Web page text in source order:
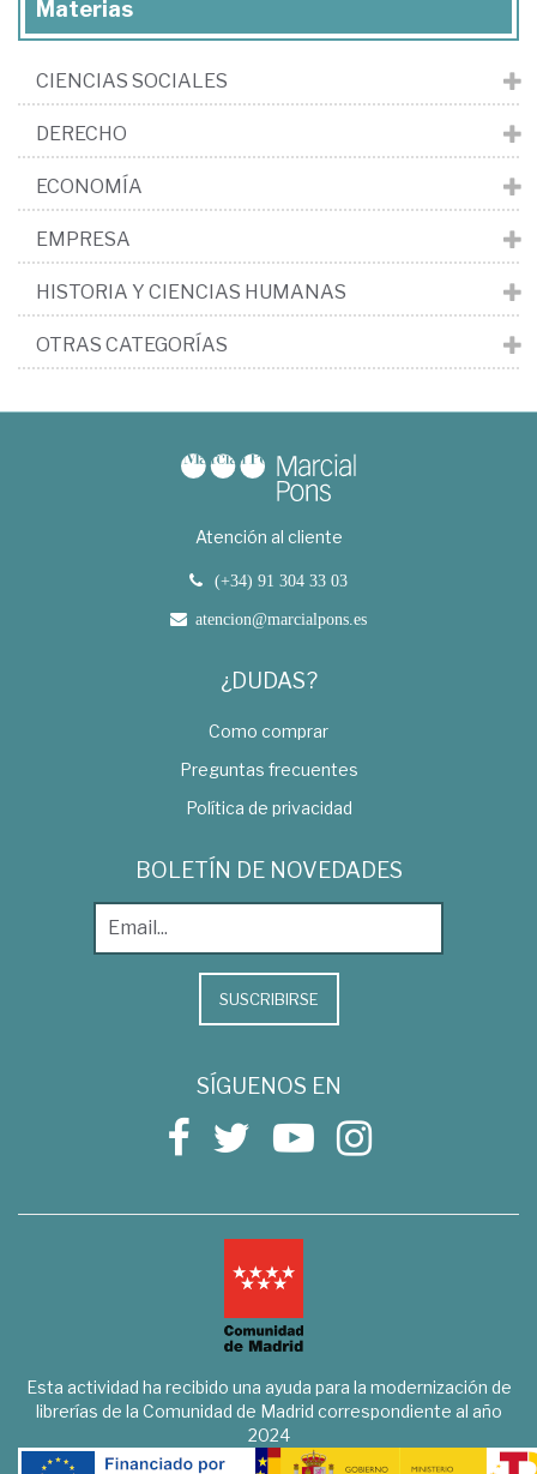
Materias
CIENCIAS SOCIALES
DERECHO
ECONOMÍA
EMPRESA
HISTORIA Y CIENCIAS HUMANAS
OTRAS CATEGORÍAS
Atención al cliente
(+34) 91 304 33 03
atencion@marcialpons.es
¿DUDAS?
Como comprar
Preguntas frecuentes
Política de privacidad
BOLETÍN DE NOVEDADES
SUSCRIBIRSE
SÍGUENOS EN
Esta actividad ha recibido una ayuda para la modernización de
librerías de la Comunidad de Madrid correspondiente al año
2024